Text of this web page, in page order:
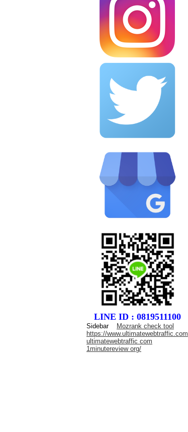
LINE ID : 0819511100
Sidebar
Mozrank check tool
https://www.ultimatewebtraffic.com
ultimatewebtraffic com
1minutereview org/